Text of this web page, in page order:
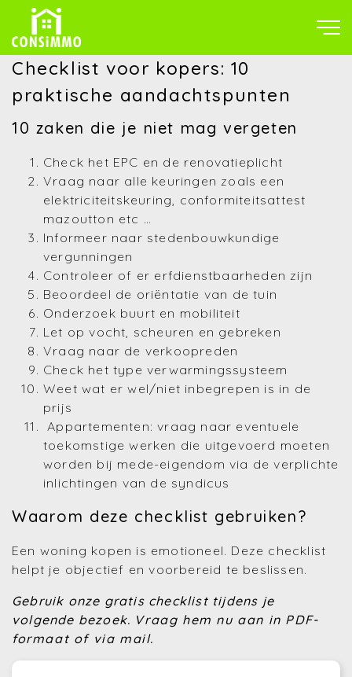
Checklist voor kopers: 10
praktische aandachtspunten
10 zaken die je niet mag vergeten
Check het EPC en de renovatieplicht
Vraag naar alle keuringen zoals een
elektriciteitskeuring, conformiteitsattest
mazoutton etc …
Informeer naar stedenbouwkundige
vergunningen
Controleer of er erfdienstbaarheden zijn
Beoordeel de oriëntatie van de tuin
Onderzoek buurt en mobiliteit
Let op vocht, scheuren en gebreken
Vraag naar de verkoopreden
Check het type verwarmingssysteem
Weet wat er wel/niet inbegrepen is in de
prijs
Appartementen: vraag naar eventuele
toekomstige werken die uitgevoerd moeten
worden bij mede-eigendom via de verplichte
inlichtingen van de syndicus
Waarom deze checklist gebruiken?
Een woning kopen is emotioneel. Deze checklist
helpt je objectief en voorbereid te beslissen.
Gebruik onze gratis checklist tijdens je
volgende bezoek. Vraag hem nu aan in PDF-
formaat of via mail.